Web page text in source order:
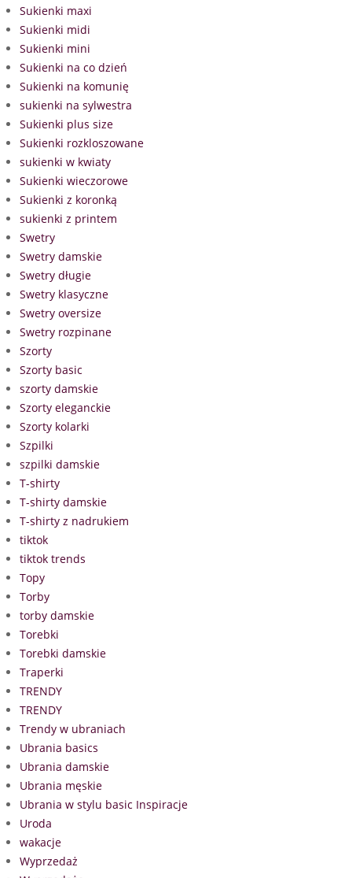
Sukienki maxi
Sukienki midi
Sukienki mini
Sukienki na co dzień
Sukienki na komunię
sukienki na sylwestra
Sukienki plus size
Sukienki rozkloszowane
sukienki w kwiaty
Sukienki wieczorowe
Sukienki z koronką
sukienki z printem
Swetry
Swetry damskie
Swetry długie
Swetry klasyczne
Swetry oversize
Swetry rozpinane
Szorty
Szorty basic
szorty damskie
Szorty eleganckie
Szorty kolarki
Szpilki
szpilki damskie
T-shirty
T-shirty damskie
T-shirty z nadrukiem
tiktok
tiktok trends
Topy
Torby
torby damskie
Torebki
Torebki damskie
Traperki
TRENDY
TRENDY
Trendy w ubraniach
Ubrania basics
Ubrania damskie
Ubrania męskie
Ubrania w stylu basic Inspiracje
Uroda
wakacje
Wyprzedaż